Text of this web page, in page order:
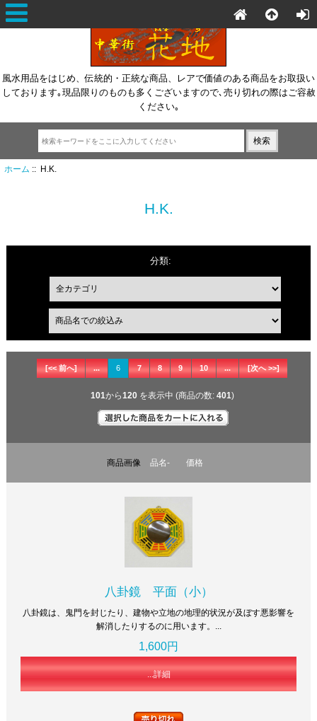
風水用品をはじめ、伝統的・正統な商品、レアで価値のある商品をお取扱い
しております｡現品限りのものも多くございますので､売り切れの際はご容赦
ください｡
ホーム :: H.K.
H.K.
分類:
[<< 前へ] ... 6 7 8 9 10 ... [次へ >>]
101から120を表示中 (商品の数: 401)
商品画像 品名- 価格
八卦鏡 平面（小）
八卦鏡は、鬼門を封じたり、建物や立地の地理的状況が及ぼす悪影響を
解消したりするのに用います。...
1,600円
...詳細